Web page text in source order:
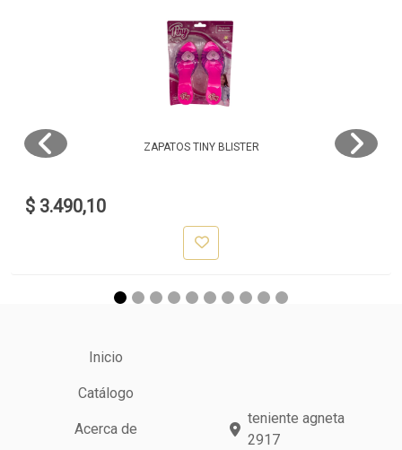
ZAPATOS TINY BLISTER
$ 3.490,10
Inicio
Catálogo
Acerca de
teniente agneta
2917